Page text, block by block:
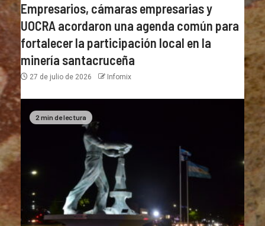
Empresarios, cámaras empresarias y
UOCRA acordaron una agenda común para
fortalecer la participación local en la
minería santacruceña
27 de julio de 2026 Infomix
2 min de lectura